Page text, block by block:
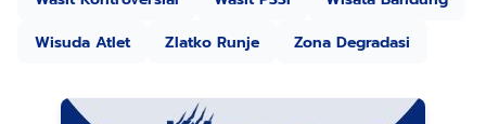
Wisuda Atlet
Zlatko Runje Zona Degradasi